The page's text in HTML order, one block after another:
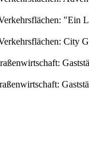
"Ein
City